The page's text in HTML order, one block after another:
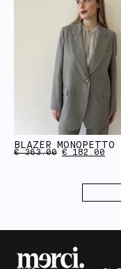
BLAZER MONOPETTO
€363.00 € 182.00